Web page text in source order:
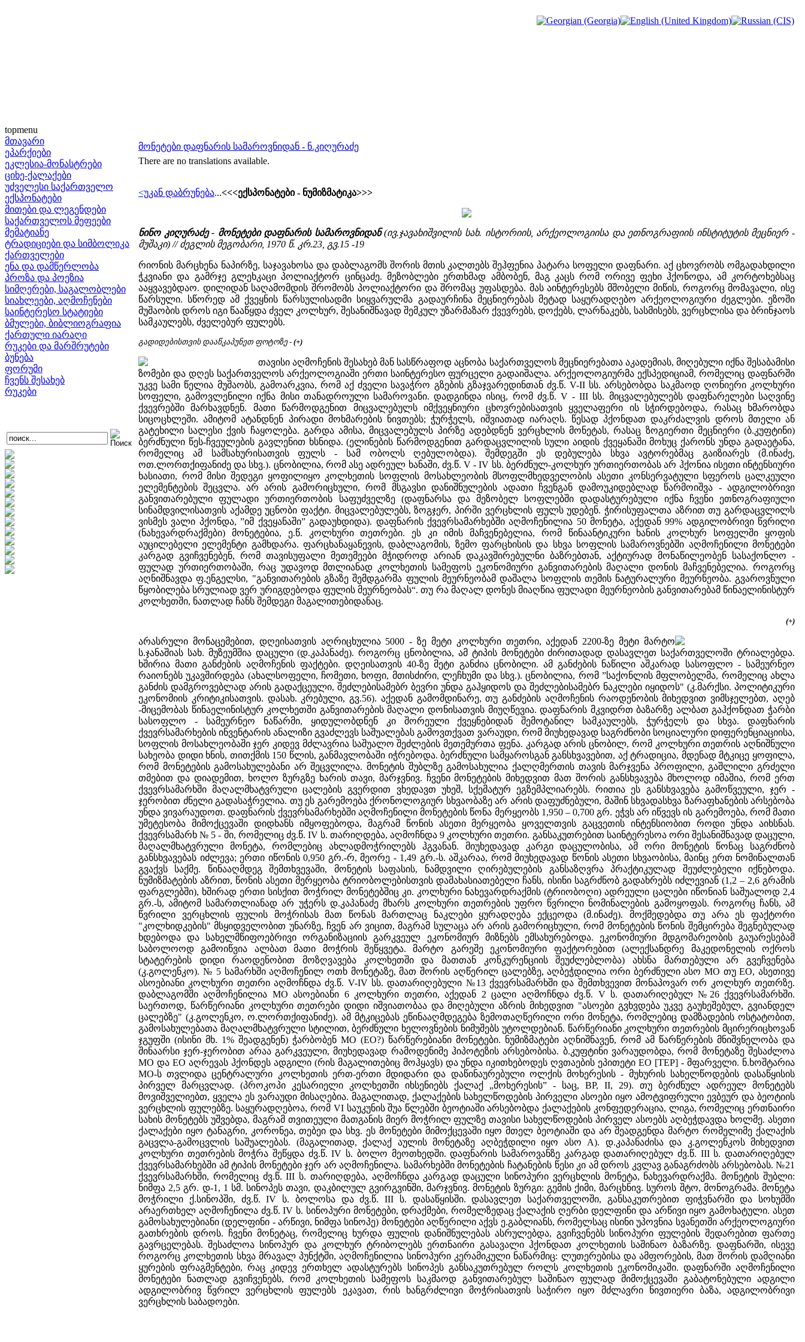
topmenu
მთავარი
ეპარქიები
ეკლესია-მონასტრები
ციხე-ქალაქები
უძველესი საქართველო
ექსპონატები
მითები და ლეგენდები
საქართველოს მეფეები
მემატიანე
ტრადიციები და სიმბოლიკა
ქართველები
ენა და დამწერლობა
პროზა და პოეზია
სიმღერები, საგალობლები
სიახლეები, აღმოჩენები
საინტერესო სტატიები
ბმულები, ბიბლიოგრაფია
ქართული იარაღი
რუკები და მარშრუტები
ბუნება
ფორუმი
ჩვენს შესახებ
რუკები
მონეტები დაფნარის სამაროვნიდან - ნ.კიღურაძე
There are no translations available.
<უკან დაბრუნება...<<<ექსპონატები - ნუმიზმატიკა>>>
ნინო კიღურაძე - მონეტები დაფნარის სამაროვნიდან(ივ.ჯავახიშვილის სახ. ისტორიის, არქეოლოგიისა და ეთნოგრაფიის ინსტიტუტის მეცნიერ -
მუშაკი) // ძეგლის მეგობარი, 1970 წ. კრ.23, გვ.15 -19
რიონის მარცხენა ნაპირზე, საჯავახოსა და დაბლაგომს შორის მთის კალთებს შეჰფენია პატარა სოფელი დაფნარი. აქ ცხოვრობს ომგადახდილი
ჭკვიანი და გამრჯე გლეხკაცი პოლიაქტორ ცინცაძე. მეზობლები ერთხმად ამბობენ, მაგ კაცს რომ ორივე ფეხი ჰქონოდა, ამ კორტოხებსაც
ააყვავებდაო. დილიდან საღამომდის შრომობს პოლიაქტორი და შრომაც უფასდება. მას აინტერესებს მშობელი მიწის, როგორც მომავალი, ისე
წარსული. სწორედ ამ ქვეყნის წარსულისადმი სიყვარულმა გადაურჩინა მეცნიერებას მეტად საყურადღებო არქეოლოგიური ძეგლები. ეზოში
მუშაობის დროს იგი წააწყდა ძველ კოლხურ, შესანიშნავად შემკულ უზარმაზარ ქვევრებს, დოქებს, ლარნაკებს, სასმისებს, ვერცხლისა და ბრინჯაოს
სამკაულებს, ძველებურ ფულებს.
გადიდებისთვის დააწკაპუნეთ ფოტოზე - (+)
თავისი აღმოჩენის შესახებ მან სასწრაფოდ აცნობა საქართველოს მეცნიერებათა აკადემიას, მიღებული იქნა შესაბამისი
ზომები და დღეს საქართველოს არქეოლოგიაში ერთი საინტერესო ფურცელი გადაიშალა. არქეოლოგიურმა ექსპედიციამ, რომელიც დაფნარში
უკვე სამი წელია მუშაობს, გამოარკვია, რომ აქ ძველი სავაჭრო გზების გზაჯვარედინთან ძვ.წ. V-II სს. არსებობდა საკმაოდ ღონიერი კოლხური
სოფელი, გამოვლენილი იქნა მისი თანადროული სამაროვანი. დადგინდა ისიც, რომ ძვ.წ. V - III სს. მიცვალებულებს დაფნარელები საღვინე
ქვევრებში მარხავდნენ. მათი წარმოდგენით მიცვალებულს იმქვეყნიური ცხოვრებისათვის ყველაფერი ის სჭირდებოდა, რასაც ხმარობდა
სიცოცხლეში. ამიტომ ატანდნენ პირადი მოხმარების ნივთებს; ჭურჭელს, იშვიათად იარაღს. წესად პქონდათ დაკრძალვის დროს მთელი ან
გატეხილი სალესი ქვის ჩაყოლება. გარდა ამისა, მიცვალებულს პირზე ადებდნენ ვერცხლის მონეტას, რასაც ზოგიერთი მეცნიერი (ბ.კუფტინი)
ბერძნული წეს-ჩვეულების გავლენით ხსნიდა. (ელინების წარმოდგენით გარდაცვლილის სული აიდის ქვეყანაში მოხუც ქარონს უნდა გადაეტანა,
რომელიც ამ სამსახურისათვის ფულს - სამ ობოლს ღებულობდა). შემდეგში ეს დებულება სხვა ავტორებმაც გაიზიარეს (მ.ინაძე,
ოთ.ლორთქიფანიძე და სხვ.). ცნობილია, რომ ასე ადრეულ ხანაში, ძვ.წ. V - IV სს. ბერძნულ-კოლხურ ურთიერთობას არ ჰქონია ისეთი ინტენსიური
ხასიათი, რომ მისი შედეგი ყოფილიყო კოლხეთის სოფლის მოსახლეობის მსოფლმხედველობის ასეთი კონსერვატული სფეროს ცალკეული
ელემენტების შეცვლა. არ არის გამორიცხული, რომ მსგავსი დანიშნულების ადათი ჩვენგან დამოუკიდებლად წარმოიშვა - ადგილობრივი
განვითარებული ფულადი ურთიერთობის საფუძველზე (დაფნარსა და მეზობელ სოფლებში დადასტურებული იქნა ჩვენი ეთნოგრაფიული
სინამდვილისათვის აქამდე უცნობი ფაქტი. მიცვალებულებს, ზოგჯერ, პირში ვერცხლის ფულს უდებენ. ჭირისუფალთა აზრით თუ გარდაცვლილს
ვისმეს ვალი პქონდა, ”იმ ქვეყანაში” გადაუხდიდა). დაფნარის ქვევრსამარხებში აღმოჩენილია 50 მონეტა, აქედან 99% ადგილობრივი წვრილი
(ნახევარდრაქმები) მონეტებია, ე.წ. კოლხური თეთრები. ეს კი იმის მაჩვენებელია, რომ წინაანტიკური ხანის კოლხურ სოფელში ყოფის
აუცილებელი ელემენტი გამხდარა. ფარცხანაყანევის, დაბლაგომის, ზემო ფარცხისის და სხვა სოფლის სამაროვნებში აღმოჩენილი მონეტები
კარგად გვიჩვენებენ, რომ თავისუფალი მეთემეები მჭიდროდ არიან დაკავშირებულნი ბაზრებთან, აქტიურად მონაწილეობენ სასაქონლო -
ფულად ურთიერთობაში, რაც უდავოდ მთლიანად კოლხეთის სამეფოს ეკონომიური განვითარების მაღალი დონის მაჩვენებელია. როგორც
აღნიშნავდა ფ.ენგელსი, "განვითარების გზაზე შემდგარმა ფულის მეურნეობამ დაშალა სოფლის თემის ნატურალური მეურნეობა. გვაროვნული
წყობილება სრულიად ვერ ურიგდებოდა ფულის მეურნეობას“. თუ რა მაღალ დონეს მიაღწია ფულადი მეურნეობის განვითარებამ წინაელინისტურ
კოლხეთში, ნათლად ჩანს შემდეგი მაგალითებიდანაც.
(+)
არასრული მონაცემებით, დღეისათვის აღრიცხულია 5000 - ზე მეტი კოლხური თეთრი, აქედან 2200-ზე მეტი მარტო
ს.ჯანაშიას სახ. მუზეუმშია დაცული (დ.კაპანაძე). როგორც ცნობილია, ამ ტიპის მონეტები ძირითადად დასავლეთ საქართველოში ტრიალებდა.
ხშირია მათი განძების აღმოჩენის ფაქტები. დღეისათვის 40-ზე მეტი განძია ცნობილი. ამ განძების ნაწილი აშკარად სასოფლო - სამეურნეო
რაიონებს უკავშირდება (ახალსოფელი, ჩომეთი, ხოფი, მთისძირი, ლეჩხუმი და სხვ.). ცნობილია, რომ ”საქონლის მფლობელმა, რომელიც ახლა
განძის დამგროვებლად არის გადაქცეული, შეძლებისამებრ ბევრი უნდა გაჰყიდოს და შეძლებისამებრ ნაკლები იყიდოს" (კ.მარქსი. პოლიტიკური
ეკონომიის კრიტიკისათვის. დასახ. კრებული, გვ.56). აქედან გამომდინარე, თუ განძების აღმოჩენის რაოდენობის მიხედვით ვიმსჯელებთ, აღებ
-მიცემობას წინაელინისტურ კოლხეთში განვითარების მაღალი დონისათვის მიუღწევია. დაფნარის მკვიდრთ ბაზარზე ალბათ გაჰქონდათ ჭარბი
სასოფლო - სამეურნეო ნაწარმი, ყიდულობდნენ კი შორეული ქვეყნებიდან შემოტანილ სამკაულებს, ჭურჭელს და სხვა. დაფნარის
ქვევრსამარხების ინვენტარის ანალიზი გვაძლევს საშუალებას გამოვთქვათ ვარაუდი, რომ მიუხედავად საგრძნობი სოციალური დიფერენციაციისა,
სოფლის მოსახლეობაში ჯერ კიდევ მძლავრია საშუალო შეძლების მეთემურთა ფენა. კარგად არის ცნობილ, რომ კოლხური თეთრის აღნიშნული
სახეობა დიდი ხნის, თითქმის 150 წლის, განმავლობაში იჭრებოდა. ბერძნული სამყაროსგან განსხვავებით, აქ ტრადიცია, მდენად მტკიცე ყოფილა,
რომ მონეტების გამოსახულებანი არ შეცვლილა. მონეტის შუბლზე გამოსახულია ქალღმერთის თავის მარჯვენა პროფილი, გაშლილი გრძელი
თმებით და დიადემით, ხოლო ზურგზე ხარის თავი, მარჯვნივ. ჩვენი მონეტების მიხედვით მათ შორის განსხვავება მხოლოდ იმაშია, რომ ერთ
ქვევრსამარხში მაღალმხატვრული ცალების გვერდით ვხედავთ უხეშ, სქემატურ ეგზემპლიარებს. რითია ეს განსხვავება გამოწვეული, ჯერ -
ჯერობით ძნელი გადასაჭრელია. თუ ეს გარემოება ქრონოლოგიურ სხვაობაზე არ არის დაფუძნებული, მაშინ სხვადასხვა ზარაფხანების არსებობა
უნდა ვივარაუდოთ. დაფნარის ქვევრსამარხებში აღმოჩენილი მონეტების წონა მერყეობს 1,950 – 0,700 გრ. ეჭვს არ იწვევს ის გარემოება, რომ მათი
უმეტესობა მიმოქცევაში დიდხანს იმყოფებოდა, მაგრამ წონის ასეთი მერყეობა ყოველთვის გაცვეთის ინტენსიობით როდი უნდა აიხსნას.
ქვევრსამარხ № 5 - ში, რომელიც ძვ.წ. IV ს. თარიღდება, აღმოჩნდა 9 კოლხური თეთრი. განსაკუთრებით საინტერესოა ორი შესანიშნავად დაცული,
მაღალმხატვრული მონეტა, რომლებიც ახლადმოჭრილებს ჰგვანან. მიუხედავად კარგი დაცულობისა, ამ ორი მონეტის წონაც საგრძნობ
განსხვავებას იძლევა; ერთი იწონის 0,950 გრ.-რ, მეორე - 1,49 გრ.-ს. აშკარაა, რომ მიუხედავად წონის ასეთი სხვაობისა, მაინც ერთ ნომინალთან
გვაქვს საქმე. წინააღმდეგ შემთხვევაში, მონეტის საფასის, ნამდვილი ღირებულების განსაზღვრა პრაქტიკულად შეუძლებელი იქნებოდა.
ნუმიზმატების აზრით, წონის ასეთი მერყეობა ტრიობოლებისთვის დამახასიათებელი ჩანს, ისინი საგრძნობ გადახრებს იძლევიან (1,2 – 2,6 გრამის
ფარგლებში), ხშირად ერთი სისქით მოჭრილ მონეტებშიც კი. კოლხური ნახევარდრაქმის (ტრიობოღი) ადრეული ცალები იწონიან საშუალოდ 2,4
გრ.-ს, ამიტომ სამართლიანად არ უჭერს დ.კაპანაძე მხარს კოლხური თეთრების უფრო წვრილი ნომინალების გამოყოფას. როგორც ჩანს, ამ
წვრილი ვერცხლის ფულის მოჭრისას მათ წონას მართლაც ნაკლები ყურადღება ექცეოდა (მ.ინაძე). მოქმედებდა თუ არა ეს ფაქტორი
"კოლხიდკების" მსყიდველობით უნარზე, ჩვენ არ ვიცით, მაგრამ სულაცა არ არის გამორიცხული, რომ მონეტების წონის შემცირება შეგნებულად
ხდებოდა და სახელმწიფოებრივი ორგანიზაციის გარკვეულ ეკონომიურ მიზნებს ემსახურებოდა. ეკონომიური მდგომარეობის გაუარესებამ
საბოლოოდ გამოიწვია ალბათ მათი მოჭრის შეწყვეტა. მარტო გარეშე ეკონომიური ფაქტორებით (ალექსანდრე მაკედონელის ოქროს
სტატერების დიდი რაოდენობით მოზღვავება კოლხეთში და მათთან კონკურენციის შეუძლებლობა) ახსნა მართებული არ გვეჩვენება
(კ.გოლენკო). № 5 სამარხში აღმოჩენილ ოთხ მონეტაზე, მათ შორის აღწერილ ცალებზე, აღბეჭდილია ორი ბერძნული ასო МО თუ ЕО, ასეთივე
ასოებიანი კოლხური თეთრი აღმოჩნდა ძვ.წ. V-IV სს. დათარიღებული №13 ქვევრსამარხში და შემთხვევით მონაპოვარ ორ კოლხურ თეთრზე.
დაბლაგომში აღმოჩენილია МО ასოებიანი 6 კოლხური თეთრი, აქედან 2 ცალი აღმოჩნდა ძვ.წ. V ს. დათარიღებულ №26 ქვევრსამარხში.
საერთოდ, წარწერიანი კოლხური თეთრები დიდი იშვიათობაა და მიღებული აზრის მიხედვით "ასოები გვხვდება უკვე გაუხეშებულ, გვიანდელ
ცალებზე" (კ.გოლენკო, ო.ლორთქიფანიძე). ამ მტკიცებას ეწინააღმდეგება ზემოთაღწერილი ორი მონეტა, რომლებიც დამზადების ოსტატობით,
გამოსახულებათა მაღალმხატვრული სტილით, ბერძნული ხელოვნების ნიმუშებს უტოლდებიან. წარწერიანი კოლხური თეთრების მცირერიცხოვან
ჯგუფში (ისინი მხ. 1% შეადგენენ) ჭარბობენ МО (ЕО?) წარწერებიანი მონეტები. ნუმიზმატები აღნიშნავენ, რომ ამ წარწერების მნიშვნელობა და
შინაარსი ჯერ-ჯერობით არაა გარკვეული, მიუხედავად რამოდენიმე ჰიპოტეზის არსებობისა. ბ.კუფტინი ვარაუდობდა, რომ მონეტაზე შესაძლოა
МО და ЕО აღრევას ჰქონდეს ადგილი (რის მაგალითებიც მოჰყავს) და უნდა იკითხებოდეს ღვთაების ეპითეტი ЕО [TEP] - მფარველი. ნ.ხოშტარია
МО-ს თვლიდა ცენტრალური კოლხეთის ერთ-ერთი მდიდარი და დაწინაურებული ოლქის მოხერესის - მუხურის სახელწოდების დასაწყისის
პირველ მარცვლად. (პროკოპი კესარიელი კოლხეთში იხსენიებს ქალაქ „მოხერესის” - საც, ВР, II, 29). თუ ბერძნულ ადრეულ მონეტებს
მოვიშველიებთ, ყველა ეს ვარაუდი მისაღებია. მაგალითად, ქალაქების სახელწოდების პირველი ასოები იყო ამოტვიფრული ევბეურ და ბეოტიის
ვერცხლის ფულებზე. საყურადღებოა, რომ VI საუკუნის შუა წლებში ბეოტიაში არსებობდა ქალაქების კონფედერაცია, ლიგა, რომელიც ერთნაირი
სახის მონეტებს უშვებდა, მაგრამ თვითეული მათგანის მიერ მოჭრილ ფულზე თავისი სახელწოდების პირველ ასოებს აღბეჭდავდა ხოლმე. ასეთი
ქალაქები იყო ტანაგრი, კორონეა, თებეი და სხვ. ეს მონეტები მიმოქცევაში იყო მთელ ბეოტიაში და არ შეადგენდა მარტო რომელიმე ქალაქის
გაცვლა-გამოცვლის საშუალებას. (მაგალითად, ქალაქ აულის მონეტაზე აღბეჭდილი იყო ასო A). დ.კაპანაძისა და კ.გოლენკოს მიხედვით
კოლხური თეთრების მოჭრა შეწყდა ძვ.წ. IV ს. ბოლო მეოთხედში. დაფნარის სამაროვანზე კარგად დათარიღებულ ძვ.წ. III ს. დათარიღებულ
ქვევრსამარხებში ამ ტიპის მონეტები ჯერ არ აღმოჩენილა. სამარხებში მონეტების ჩატანების წესი კი ამ დროს კვლავ განაგრძობს არსებობას. №21
ქვევრსამარხში, რომელიც ძვ.წ. III ს. თარიღდება, აღმოჩნდა კარგად დაცული სინოპური ვერცხლის მონეტა, ნახევარდრაქმა. მონეტის შუბლი:
ნიმფა 2,5 გრ. დ-1, 1 სმ. სინოპეს თავი, დაკბილულ გვირგვინში, მარჯვნივ. მონეტის ზურგი: გემის ქიმი, მარცხნივ. სუროს შტო, მონოგრამა. მონეტა
მოჭრილი ქ.სინოპში, ძვ.წ. IV ს. ბოლოსა და ძვ.წ. III ს. დასაწყისში. დასავლეთ საქართველოში, განსაკუთრებით ფიჭვნარში და სოხუმში
არაერთხელ აღმოჩენილა ძვ.წ. IV ს. სინოპური მონეტები, დრაქმები, რომელზედაც ქალაქის ღერბი დელფინი და არწივი იყო გამოხატული. ასეთ
გამოსახულებიანი (დელფინი - არწივი, ნიმფა სინოპე) მონეტები აღწერილი აქვს ე.გაბლიანს, რომელსაც ისინი უპოვნია სვანეთში არქეოლოგიური
გათხრების დროს. ჩვენი მონეტაც, რომელიც ხურდა ფულის დანიშნულებას ასრულებდა, გვიჩვენებს სინოპური ფულების შედარებით ფართე
გავრცელებას. შესაძლოა სინოპურ და კოლხურ ტრიბოლებს ერთნაირი გასავალი ჰქონდათ კოლხეთის საშინაო ბაზარზე. დაფნარში, ისევე
როგორც კოლხეთის სხვა მრავალ პუნქტში, აღმოჩენილია სინოპური კერამიკული ნაწარმიც: ლუთერებისა და ამფორების, მათ შორის დამღიანი
ყურების ფრაგმენტები, რაც კიდევ ერთხელ ადასტურებს სინოპეს განსაკუთრებულ როლს კოლხეთის ეკონომიკაში. დაფნარში აღმოჩენილი
მონეტები ნათლად გვიჩვენებს, რომ კოლხეთის სამეფოს საკმაოდ განვითარებულ საშინაო ფულად მიმოქცევაში გაბატონებული ადგილი
ადგილობრივ წვრილ ვერცხლის ფულებს ეკავათ, რის ხანგრძლივი მოჭრისათვის საჭირო იყო მძლავრი ნივთიერი ბაზა, ადგილობრივი
ვერცხლის საბადოები.